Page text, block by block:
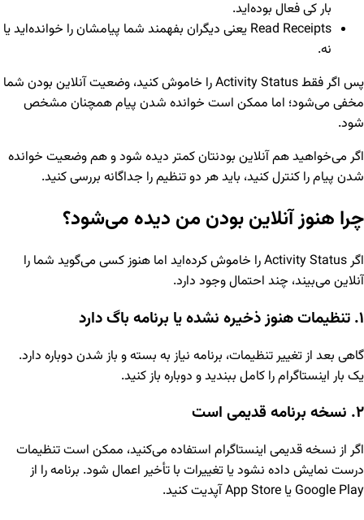
بار کی فعال بوده‌اید.
Read Receipts یعنی دیگران بفهمند شما پیامشان را خوانده‌اید یا
نه.
پس اگر فقط Activity Status را خاموش کنید، وضعیت آنلاین بودن شما
مخفی می‌شود؛ اما ممکن است خوانده شدن پیام همچنان مشخص
شود.
اگر می‌خواهید هم آنلاین بودنتان کمتر دیده شود و هم وضعیت خوانده
شدن پیام را کنترل کنید، باید هر دو تنظیم را جداگانه بررسی کنید.
چرا هنوز آنلاین بودن من دیده می‌شود؟
اگر Activity Status را خاموش کرده‌اید اما هنوز کسی می‌گوید شما را
آنلاین می‌بیند، چند احتمال وجود دارد.
۱. تنظیمات هنوز ذخیره نشده یا برنامه باگ دارد
گاهی بعد از تغییر تنظیمات، برنامه نیاز به بسته و باز شدن دوباره دارد.
یک بار اینستاگرام را کامل ببندید و دوباره باز کنید.
۲. نسخه برنامه قدیمی است
اگر از نسخه قدیمی اینستاگرام استفاده می‌کنید، ممکن است تنظیمات
درست نمایش داده نشود یا تغییرات با تأخیر اعمال شود. برنامه را از
Google Play یا App Store آپدیت کنید.